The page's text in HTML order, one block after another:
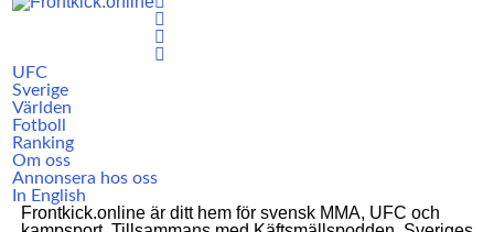
UFC
Sverige
Världen
Fotboll
Ranking
Om oss
Annonsera hos oss
In English
Frontkick.online är ditt hem för svensk MMA, UFC och